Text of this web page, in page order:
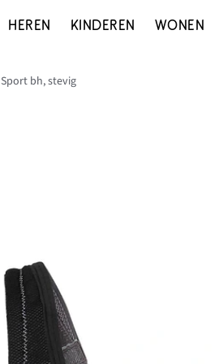
HEREN KINDEREN WONEN
Sport bh, stevig